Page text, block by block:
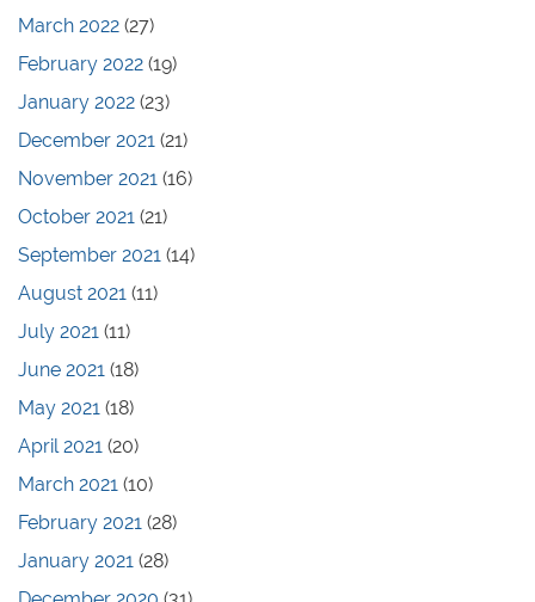
March 2022 (27)
February 2022 (19)
January 2022 (23)
December 2021 (21)
November 2021 (16)
October 2021 (21)
September 2021 (14)
August 2021 (11)
July 2021 (11)
June 2021 (18)
May 2021 (18)
April 2021 (20)
March 2021 (10)
February 2021 (28)
January 2021 (28)